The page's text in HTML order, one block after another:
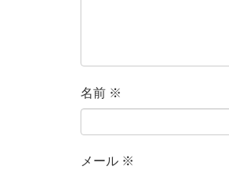
名前 ※
メール ※